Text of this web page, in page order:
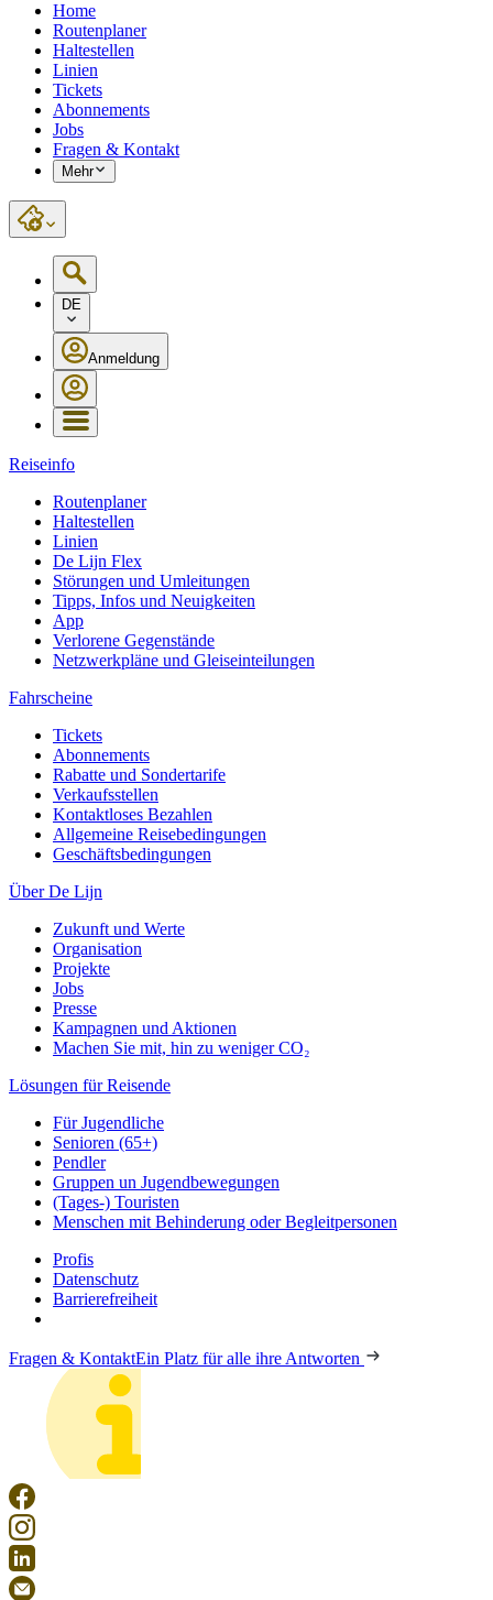
Home
Routenplaner
Haltestellen
Linien
Tickets
Abonnements
Jobs
Fragen & Kontakt
Mehr
DE
Anmeldung
Reiseinfo
Routenplaner
Haltestellen
Linien
De Lijn Flex
Störungen und Umleitungen
Tipps, Infos und Neuigkeiten
App
Verlorene Gegenstände
Netzwerkpläne und Gleiseinteilungen
Fahrscheine
Tickets
Abonnements
Rabatte und Sondertarife
Verkaufsstellen
Kontaktloses Bezahlen
Allgemeine Reisebedingungen
Geschäftsbedingungen
Über De Lijn
Zukunft und Werte
Organisation
Projekte
Jobs
Presse
Kampagnen und Aktionen
Machen Sie mit, hin zu weniger CO₂
Lösungen für Reisende
Für Jugendliche
Senioren (65+)
Pendler
Gruppen un Jugendbewegungen
(Tages-) Touristen
Menschen mit Behinderung oder Begleitpersonen
Profis
Datenschutz
Barrierefreiheit
Fragen & KontaktEin Platz für alle ihre Antworten